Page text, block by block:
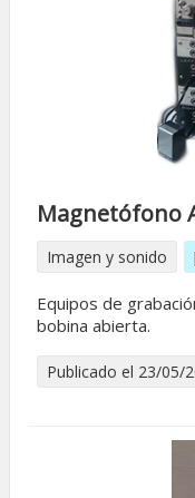
Magnetófono
Imagen y sonido
Equipos de
bobina abierta.
Publicado el 23/05/